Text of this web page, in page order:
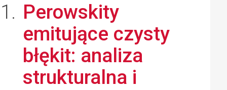
Perowskity
emitujące czysty
błękit: analiza
strukturalna i